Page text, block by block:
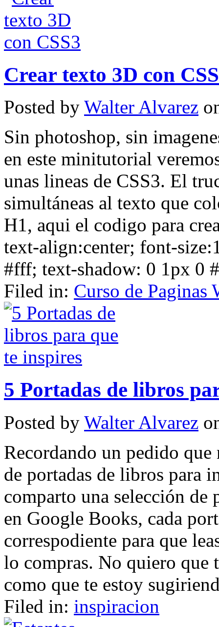
Crear texto 3D con
Posted by Walter Alvarez
Sin photoshop, sin
en este minitutorial
unas lineas de CSS3. El
simultáneas al texto que
H1, aqui el codigo para
text-align:center; font-
#fff; text-shadow: 0 1px 0
Filed in: Curso de Paginas
5 Portadas de libros
Posted by Walter Alvarez
Recordando un pedido que
de portadas de libros para
comparto una selección de
en Google Books, cada
correspodiente para que
lo compras. No quiero que
como que te estoy
Filed in: inspiracion